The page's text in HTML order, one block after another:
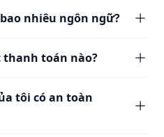
nhiêu ngôn ngữ?
toán nào?
tôi có an toàn